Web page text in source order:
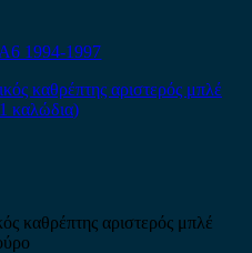
1994-1997
καθρέπτης αριστερός μπλέ